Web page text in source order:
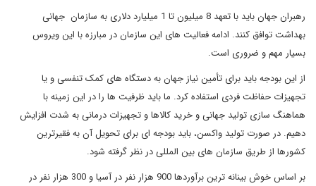
رهبران جهان باید با تعهد 8 میلیون تا 1 میلیارد دلاری به سازمان جهانی
بهداشت توافق کنند. ادامه فعالیت های این سازمان در مبارزه با این ویروس
بسیار مهم و ضروری است.
از این بودجه باید برای تأمین نیاز جهان به دستگاه های کمک تنفسی و یا
تجهیزات حفاظت فردی استفاده کرد. ما باید ظرفیت ها را در این زمینه با
هماهنگ سازی تولید جهانی و خرید کالاها و تجهیزات درمانی به شدت افزایش
دهیم. در صورت تولید واکسن، باید بودجه ای برای تحویل آن به فقیرترین
کشورها از طریق سازمان های بین المللی در نظر گرفته شود.
بر اساس خوش بینانه ترین برآوردها 900 هزار نفر در آسیا و 300 هزار نفر در